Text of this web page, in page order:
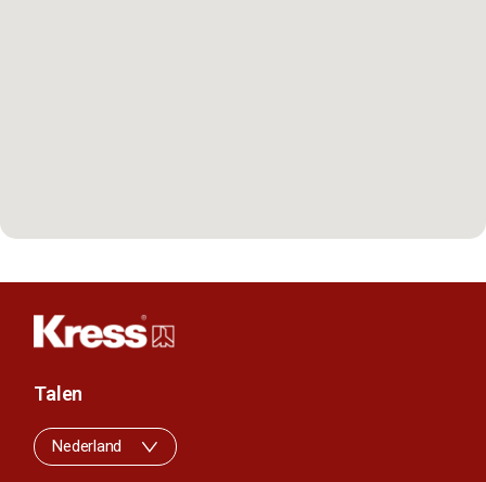
Talen
Nederland